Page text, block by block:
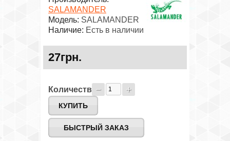
SALAMANDER
Модель: SALAMANDER
Наличие: Есть в наличии
27грн.
Количество:
БЫСТРЫЙ ЗАКАЗ